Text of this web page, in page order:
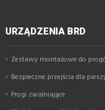
URZĄDZENIA BRD
Zestawy montażowe do
Bezpieczne przejścia dla
Progi zwalniające